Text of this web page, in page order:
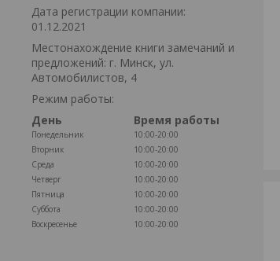
Дата регистрации компании:
01.12.2021
Местонахождение книги замечаний и
предложений: г. Минск, ул.
Автомобилистов, 4
Режим работы:
День
Время работы
Понедельник
10:00-20:00
Вторник
10:00-20:00
Среда
10:00-20:00
Четверг
10:00-20:00
Пятница
10:00-20:00
Суббота
10:00-20:00
Воскресенье
10:00-20:00